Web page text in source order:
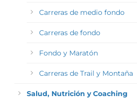
Carreras de medio fondo
Carreras de fondo
Fondo y Maratón
Carreras de Trail y Montaña
Salud, Nutrición y Coaching